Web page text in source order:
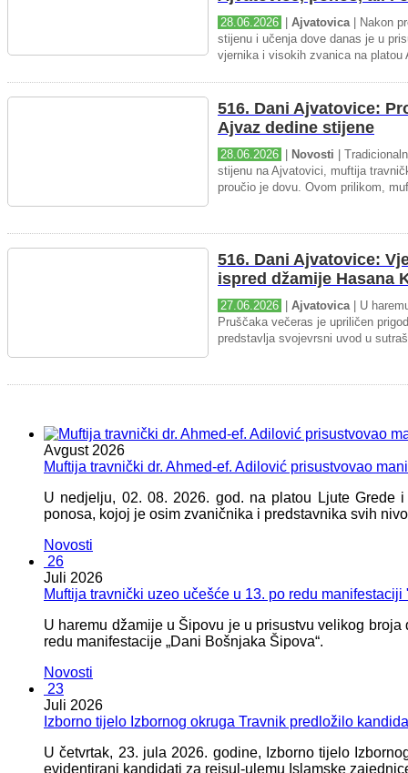
28.06.2026 Ajvatovica| Nakon
stijenu i učenja dove danas je u
vjernika i visokih zvanica na platou
516. Dani Ajvatovice:
Ajvaz dedine stijene
28.06.2026 Novosti |
stijenu na Ajvatovici, muftija
proučio je dovu. Ovom prilikom,
516. Dani Ajvatovice:
ispred džamije Hasana
27.06.2026 Ajvatovica| U
Pruščaka večeras je upriličen
predstavlja svojevrsni uvod u
Avgust 2026
Muftija travnički dr. Ahmed-ef. Adilović prisustvovao
U nedjelju, 02. 08. 2026. god. na platou Ljute
ponosa, kojoj je osim zvaničnika i predstavnika svih
Novosti
26
Juli 2026
Muftija travnički uzeo učešće u 13. po redu
U haremu džamije u Šipovu je u prisustvu velikog
redu manifestacije „Dani Bošnjaka Šipova“.
Novosti
23
Juli 2026
Izborno tijelo Izbornog okruga Travnik predložilo
U četvrtak, 23. jula 2026. godine, Izborno tijelo
evidentirani kandidati za reisul-ulemu Islamske